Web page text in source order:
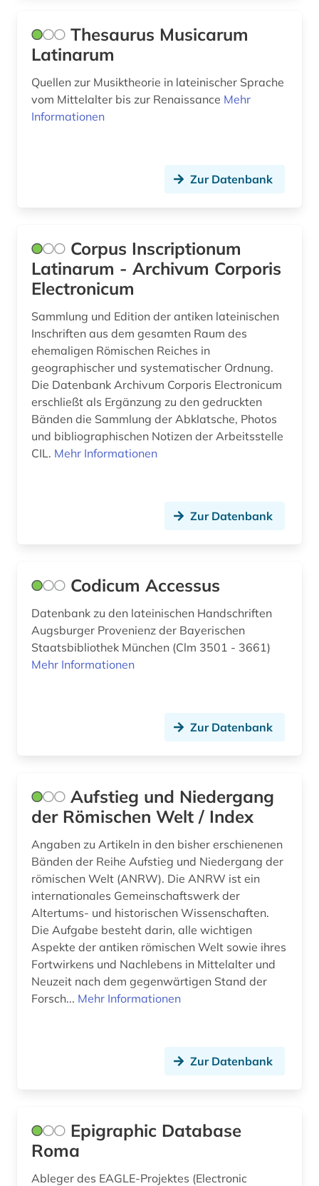
spätlatein (1)
spätmittelalter (1)
tschechisch (3)
türkisch (1)
ungarisch (1)
versdichtung (1)
versfuß (1)
verzeichnis (3)
volksrechte (1)
wörterbuch (21)
zitatensammlung (1)
ägypten altertum (1)
ägyptisch (1)
ägyptologie (1)
Thesaurus Musicarum
Latinarum
Quellen zur Musiktheorie in lateinischer Sprache
vom Mittelalter bis zur Renaissance Mehr
Informationen
Zur Datenbank
Corpus Inscriptionum
Latinarum - Archivum Corporis
Electronicum
Sammlung und Edition der antiken lateinischen
Inschriften aus dem gesamten Raum des
ehemaligen Römischen Reiches in
geographischer und systematischer Ordnung.
Die Datenbank Archivum Corporis Electronicum
erschließt als Ergänzung zu den gedruckten
Bänden die Sammlung der Abklatsche, Photos
und bibliographischen Notizen der Arbeitsstelle
CIL. Mehr Informationen
Zur Datenbank
Codicum Accessus
Datenbank zu den lateinischen Handschriften
Augsburger Provenienz der Bayerischen
Staatsbibliothek München (Clm 3501 - 3661)
Mehr Informationen
Zur Datenbank
Aufstieg und Niedergang
der Römischen Welt / Index
Angaben zu Artikeln in den bisher erschienenen
Bänden der Reihe Aufstieg und Niedergang der
römischen Welt (ANRW). Die ANRW ist ein
internationales Gemeinschaftswerk der
Altertums- und historischen Wissenschaften.
Die Aufgabe besteht darin, alle wichtigen
Aspekte der antiken römischen Welt sowie ihres
Fortwirkens und Nachlebens in Mittelalter und
Neuzeit nach dem gegenwärtigen Stand der
Forsch... Mehr Informationen
Zur Datenbank
Epigraphic Database
Roma
Ableger des EAGLE-Projektes (Electronic